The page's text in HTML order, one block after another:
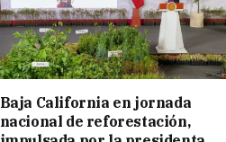
Baja California en jornada
nacional de reforestación,